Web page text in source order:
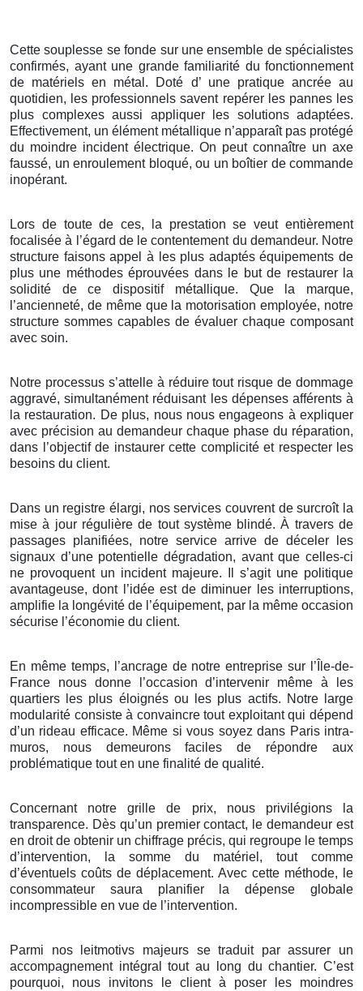
Cette souplesse se fonde sur une ensemble de spécialistes
confirmés, ayant une grande familiarité du fonctionnement
de matériels en métal. Doté d’ une pratique ancrée au
quotidien, les professionnels savent repérer les pannes les
plus complexes aussi appliquer les solutions adaptées.
Effectivement, un élément métallique n’apparaît pas protégé
du moindre incident électrique. On peut connaître un axe
faussé, un enroulement bloqué, ou un boîtier de commande
inopérant.
Lors de toute de ces, la prestation se veut entièrement
focalisée à l’égard de le contentement du demandeur. Notre
structure faisons appel à les plus adaptés équipements de
plus une méthodes éprouvées dans le but de restaurer la
solidité de ce dispositif métallique. Que la marque,
l’ancienneté, de même que la motorisation employée, notre
structure sommes capables de évaluer chaque composant
avec soin.
Notre processus s’attelle à réduire tout risque de dommage
aggravé, simultanément réduisant les dépenses afférents à
la restauration. De plus, nous nous engageons à expliquer
avec précision au demandeur chaque phase du réparation,
dans l’objectif de instaurer cette complicité et respecter les
besoins du client.
Dans un registre élargi, nos services couvrent de surcroît la
mise à jour régulière de tout système blindé. À travers de
passages planifiées, notre service arrive de déceler les
signaux d’une potentielle dégradation, avant que celles-ci
ne provoquent un incident majeure. Il s’agit une politique
avantageuse, dont l’idée est de diminuer les interruptions,
amplifie la longévité de l’équipement, par la même occasion
sécurise l’économie du client.
En même temps, l’ancrage de notre entreprise sur l’Île-de-
France nous donne l’occasion d’intervenir même à les
quartiers les plus éloignés ou les plus actifs. Notre large
modularité consiste à convaincre tout exploitant qui dépend
d’un rideau efficace. Même si vous soyez dans Paris intra-
muros, nous demeurons faciles de répondre aux
problématique tout en une finalité de qualité.
Concernant notre grille de prix, nous privilégions la
transparence. Dès qu’un premier contact, le demandeur est
en droit de obtenir un chiffrage précis, qui regroupe le temps
d’intervention, la somme du matériel, tout comme
d’éventuels coûts de déplacement. Avec cette méthode, le
consommateur saura planifier la dépense globale
incompressible en vue de l’intervention.
Parmi nos leitmotivs majeurs se traduit par assurer un
accompagnement intégral tout au long du chantier. C’est
pourquoi, nous invitons le client à poser les moindres